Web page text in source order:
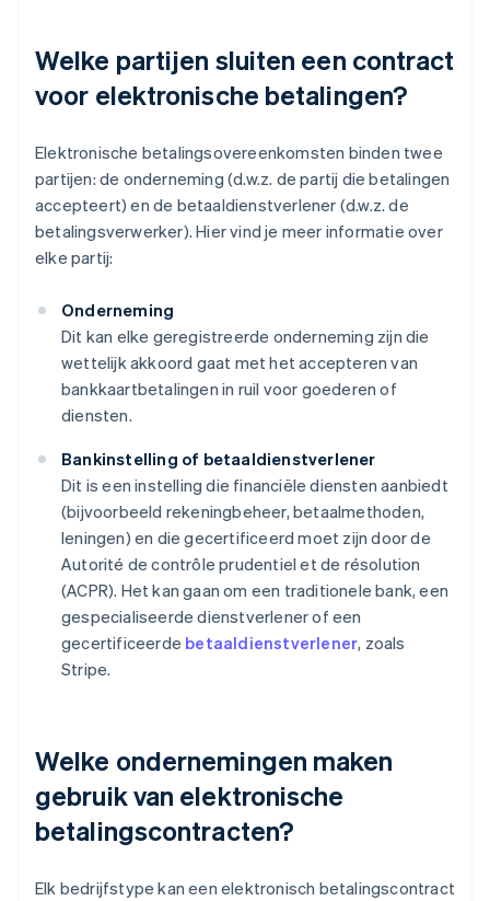
Welke partijen sluiten een contract
voor elektronische betalingen?
Elektronische betalingsovereenkomsten binden twee
partijen: de onderneming (d.w.z. de partij die betalingen
accepteert) en de betaaldienstverlener (d.w.z. de
betalingsverwerker). Hier vind je meer informatie over
elke partij:
Onderneming
Dit kan elke geregistreerde onderneming zijn die
wettelijk akkoord gaat met het accepteren van
bankkaartbetalingen in ruil voor goederen of
diensten.
Bankinstelling of betaaldienstverlener
Dit is een instelling die financiële diensten aanbiedt
(bijvoorbeeld rekeningbeheer, betaalmethoden,
leningen) en die gecertificeerd moet zijn door de
Autorité de contrôle prudentiel et de résolution
(ACPR). Het kan gaan om een traditionele bank, een
gespecialiseerde dienstverlener of een
gecertificeerde betaaldienstverlener, zoals
Stripe.
Welke ondernemingen maken
gebruik van elektronische
betalingscontracten?
Elk bedrijfstype kan een elektronisch betalingscontract